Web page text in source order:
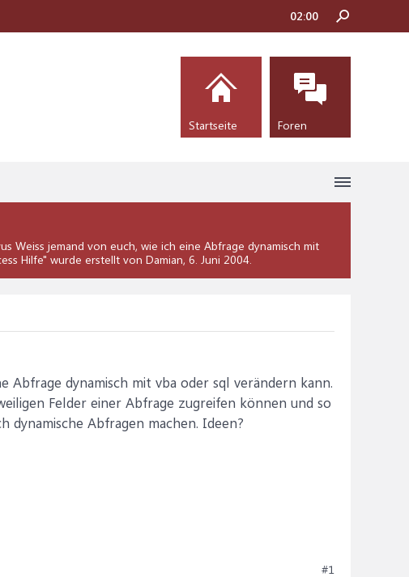
Weiss jemand von euch, wie ich eine Abfrage dynamisch mit
Hilfe" wurde erstellt von Damian, 6. Juni 2004.
Abfrage dynamisch mit vba oder sql verändern kann.
Felder einer Abfrage zugreifen können und so
dynamische Abfragen machen. Ideen?
#1
02:00
Startseite Foren